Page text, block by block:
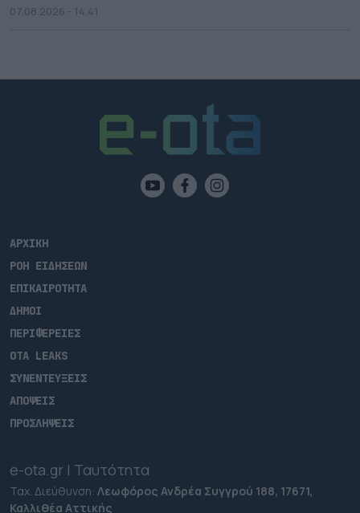
07.08.2026 - 14.41
ΑΡΧΙΚΗ
ΡΟΗ ΕΙΔΗΣΕΩΝ
ΕΠΙΚΑΙΡΟΤΗΤΑ
ΔΗΜΟΙ
ΠΕΡΙΦΕΡΕΙΕΣ
OTA LEAKS
ΣΥΝΕΝΤΕΥΞΕΙΣ
ΑΠΟΨΕΙΣ
ΠΡΟΣΛΗΨΕΙΣ
e-ota.gr | Ταυτότητα
Ταχ. Διεύθυνση: Λεωφόρος Ανδρέα Συγγρού 188, 17671,
Καλλιθέα Αττικής